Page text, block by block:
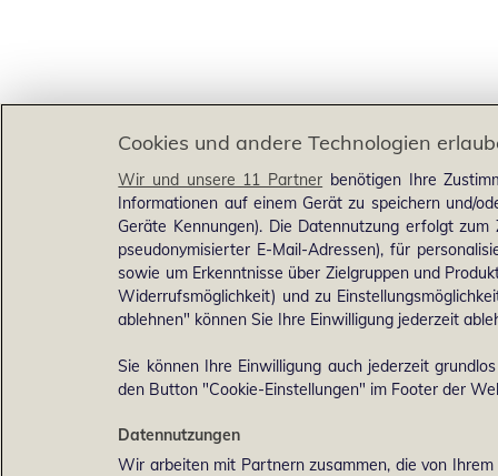
Cookies und andere Technologien
Wir und unsere 11 Partner benötigen Ihre
Informationen auf einem Gerät zu speichern und/
Geräte Kennungen). Die Datennutzung erfolgt
pseudonymisierter E-Mail-Adressen), für
sowie um Erkenntnisse über Zielgruppen und
Widerrufsmöglichkeit) und zu
ablehnen" können Sie Ihre Einwilligung jederzeit
Sie können Ihre Einwilligung auch jederzeit
den Button "Cookie-Einstellungen" im Footer der
Datennutzungen
Wir arbeiten mit Partnern zusammen, die von